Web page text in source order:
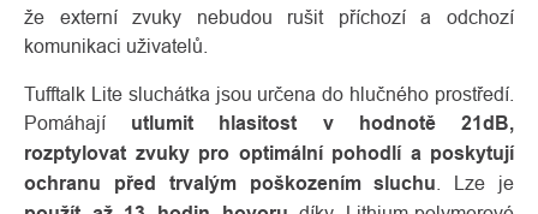
že externí zvuky nebudou rušit příchozí a odchozí
komunikaci uživatelů.
Tufftalk Lite sluchátka jsou určena do hlučného prostředí.
Pomáhají utlumit hlasitost v hodnotě 21dB,
rozptylovat zvuky pro optimální pohodlí a poskytují
ochranu před trvalým poškozením sluchu . Lze je